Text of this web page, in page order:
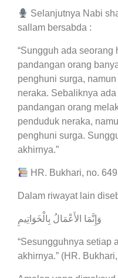
Selanjutnya Nabi
sallam bersabda :
“Sungguh ada seorang
pandangan orang
penghuni surga,
neraka. Sebaliknya
pandangan orang
penduduk neraka,
penghuni surga.
akhirnya.”
HR. Bukhari, no.
Dalam riwayat lain
وَإِنَّمَا الأَعْمَالُ بِالْخَوَاتِيمِ
“Sesungguhnya setiap
akhirnya.” (HR.